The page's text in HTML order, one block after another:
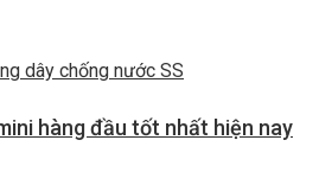
hàng đầu tốt nhất hiện nay